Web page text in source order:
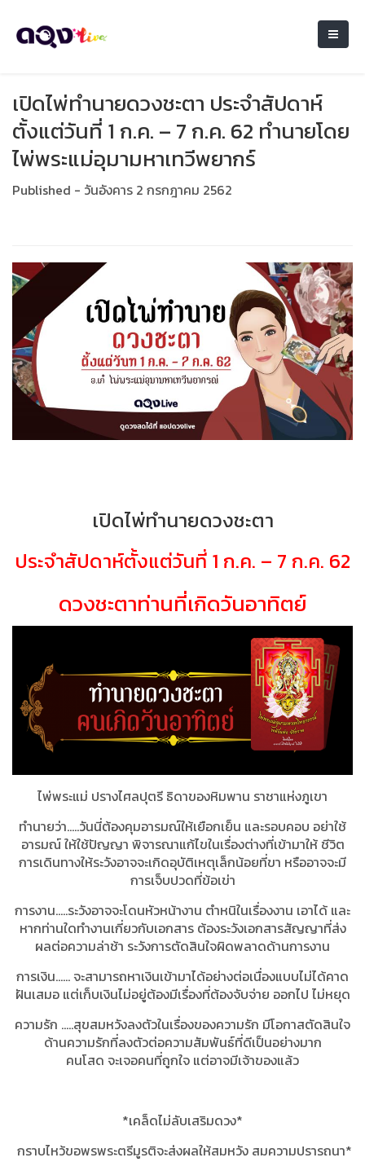
เปิดไพ่ทำนายดวงชะตา ประจำสัปดาห์
ตั้งแต่วันที่ 1 ก.ค. – 7 ก.ค. 62 ทำนายโดย
ไพ่พระแม่อุมามหาเทวีพยากร์
Published - วันอังคาร 2 กรกฎาคม 2562
เปิดไพ่ทำนายดวงชะตา
ประจำสัปดาห์ตั้งแต่วันที่ 1 ก.ค. – 7 ก.ค. 62
ดวงชะตาท่านที่เกิดวันอาทิตย์
ไพ่พระแม่ ปรางไศลปุตรี ธิดาของหิมพาน ราชาแห่งภูเขา
ทำนายว่า.....วันนี่ต้องคุมอารมณ์ให้เยือกเย็น และรอบคอบ อย่าใช้
อารมณ์ ให้ใช้ปัญญา พิจารณาแก้ไขในเรื่องต่างที่เข้ามาให้ ชีวิต
การเดินทางให้ระวังอาจจะเกิดอุบัติเหตุเล็กน้อยที่ขา หรืออาจจะมี
การเจ็บปวดที่ข้อเข่า
การงาน…..ระวังอาจจะโดนหัวหน้างาน ตำหนิในเรื่องงาน เอาได้ และ
หากท่านใดทำงานเกี่ยวกับเอกสาร ต้องระวังเอกสารสัญญาที่ส่ง
ผลต่อความล่าช้า ระวังการตัดสินใจผิดพลาดด้านการงาน
การเงิน...... จะสามารถหาเงินเข้ามาได้อย่างต่อเนื่องแบบไม่ได้คาด
ฝันเสมอ แต่เก็บเงินไม่อยู่ต้องมีเรื่องที่ต้องจับจ่าย ออกไป ไม่หยุด
ความรัก …..สุขสมหวังลงตัวในเรื่องของความรัก มีโอกาสตัดสินใจ
ด้านความรักที่ลงตัวต่อความสัมพันธ์ที่ดีเป็นอย่างมาก
คนโสด จะเจอคนที่ถูกใจ แต่อาจมีเจ้าของแล้ว
*เคล็ดไม่ลับเสริมดวง*
กราบไหว้ขอพรพระตรีมูรติจะส่งผลให้สมหวัง สมความปรารถนา*